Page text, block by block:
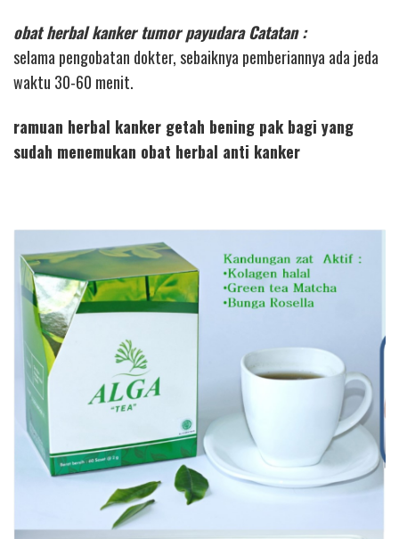
obat herbal kanker tumor payudara Catatan :
selama pengobatan dokter, sebaiknya pemberiannya ada jeda
waktu 30-60 menit.
ramuan herbal kanker getah bening pak bagi yang
sudah menemukan obat herbal anti kanker